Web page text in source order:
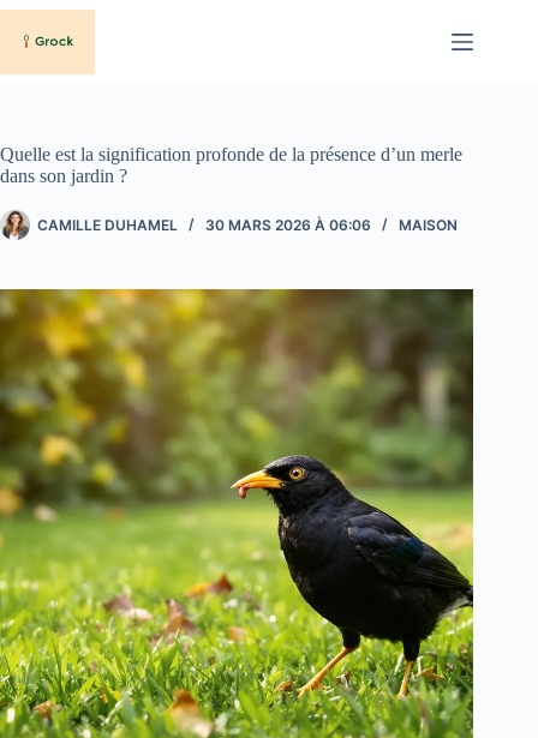
Passer
contenu
Quelle est la signification profonde de la présence d’un merle
dans son jardin ?
CAMILLE DUHAMEL 30 MARS 2026 À 06:06 MAISON